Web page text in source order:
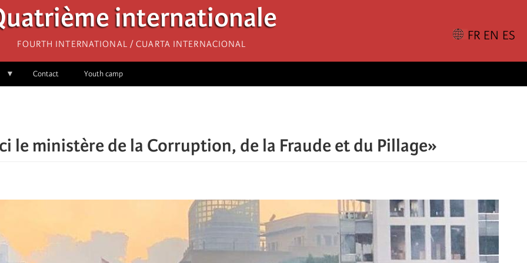
internationale
Fourth International / Cuarta Internacional
Contact Youth camp
le ministère de la Corruption, de la Fraude et du Pillage»